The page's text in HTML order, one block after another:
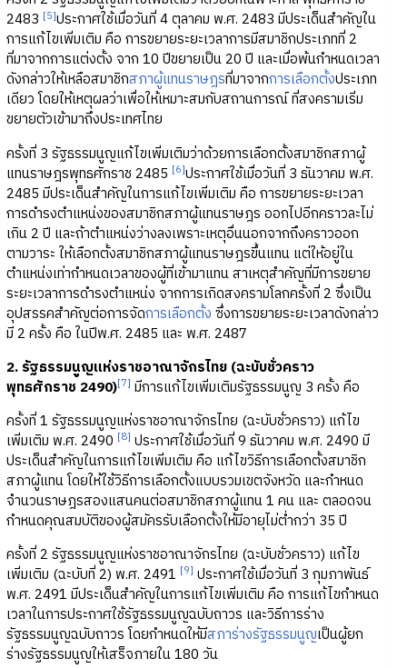
2483 [5]ประกาศใช้เมื่อวันที่ 4 ตุลาคม พ.ศ. 2483 มีประเด็นสำคัญใน
การแก้ไขเพิ่มเติม คือ การขยายระยะเวลาการมีสมาชิกประเภทที่ 2
ที่มาจากการแต่งตั้ง จาก 10 ปีขยายเป็น 20 ปี และเมื่อพ้นกำหนดเวลา
ดังกล่าวให้เหลือสมาชิกสภาผู้แทนราษฎรที่มาจากการเลือกตั้งประเภท
เดียว โดยให้เหตุผลว่าเพื่อให้เหมาะสมกับสถานการณ์ ที่สงครามเริ่ม
ขยายตัวเข้ามาถึงประเทศไทย
ครั้งที่ 3 รัฐธรรมนูญแก้ไขเพิ่มเติมว่าด้วยการเลือกตั้งสมาชิกสภาผู้
แทนราษฎรพุทธศักราช 2485 [6]ประกาศใช้เมื่อวันที่ 3 ธันวาคม พ.ศ.
2485 มีประเด็นสำคัญในการแก้ไขเพิ่มเติม คือ การขยายระยะเวลา
การดำรงตำแหน่งของสมาชิกสภาผู้แทนราษฎร ออกไปอีกคราวละไม่
เกิน 2 ปี และถ้าตำแหน่งว่างลงเพราะเหตุอื่นนอกจากถึงคราวออก
ตามวาระ ให้เลือกตั้งสมาชิกสภาผู้แทนราษฎรขึ้นแทน แต่ให้อยู่ใน
ตำแหน่งเท่ากำหนดเวลาของผู้ที่เข้ามาแทน สาเหตุสำคัญที่มีการขยาย
ระยะเวลาการดำรงตำแหน่ง จากการเกิดสงครามโลกครั้งที่ 2 ซึ่งเป็น
อุปสรรคสำคัญต่อการจัดการเลือกตั้ง ซึ่งการขยายระยะเวลาดังกล่าว
มี 2 ครั้ง คือ ในปีพ.ศ. 2485 และ พ.ศ. 2487
2. รัฐธรรมนูญแห่งราชอาณาจักรไทย (ฉะบับชั่วคราว
พุทธศักราช 2490)[7] มีการแก้ไขเพิ่มเติมรัฐธรรมนูญ 3 ครั้ง คือ
ครั้งที่ 1 รัฐธรรมนูญแห่งราชอาณาจักรไทย (ฉะบับชั่วคราว) แก้ไข
เพิ่มเติม พ.ศ. 2490 [8] ประกาศใช้เมื่อวันที่ 9 ธันวาคม พ.ศ. 2490 มี
ประเด็นสำคัญในการแก้ไขเพิ่มเติม คือ แก้ไขวิธีการเลือกตั้งสมาชิก
สภาผู้แทน โดยให้ใช้วิธีการเลือกตั้งแบบรวมเขตจังหวัด และกำหนด
จำนวนราษฎรสองแสนคนต่อสมาชิกสภาผู้แทน 1 คน และ ตลอดจน
กำหนดคุณสมบัติของผู้สมัครรับเลือกตั้งให้มีอายุไม่ต่ำกว่า 35 ปี
ครั้งที่ 2 รัฐธรรมนูญแห่งราชอาณาจักรไทย (ฉะบับชั่วคราว) แก้ไข
เพิ่มเติม (ฉะบับที่ 2) พ.ศ. 2491 [9] ประกาศใช้เมื่อวันที่ 3 กุมภาพันธ์
พ.ศ. 2491 มีประเด็นสำคัญในการแก้ไขเพิ่มเติม คือ การแก้ไขกำหนด
เวลาในการประกาศใช้รัฐธรรมนูญฉบับถาวร และวิธีการร่าง
รัฐธรรมนูญฉบับถาวร โดยกำหนดให้มีสภาร่างรัฐธรรมนูญเป็นผู้ยก
ร่างรัฐธรรมนูญให้เสร็จภายใน 180 วัน